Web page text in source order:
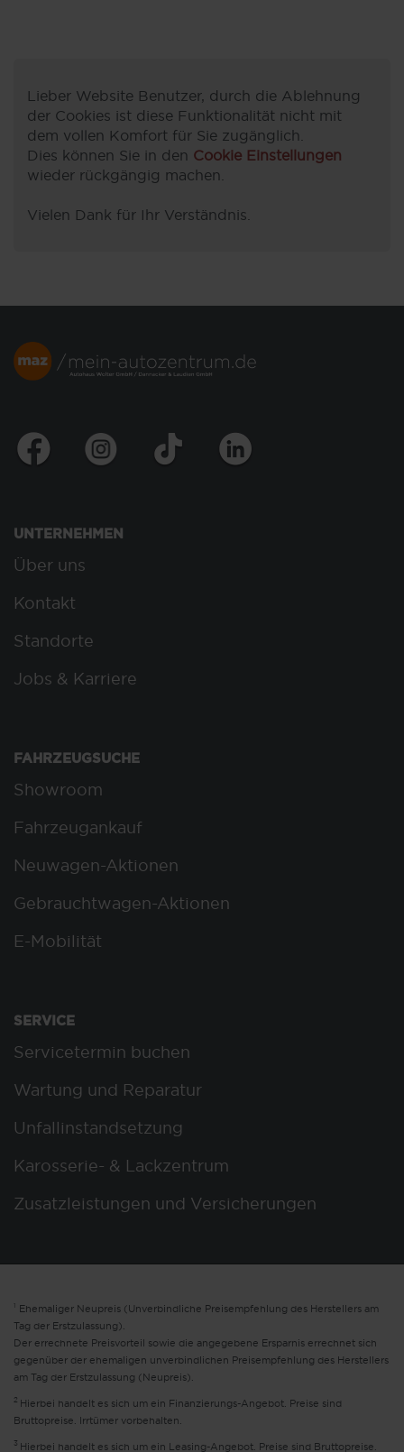
Lieber Website Benutzer, durch die Ablehnung
der Cookies ist diese Funktionalität nicht mit
dem vollen Komfort für Sie zugänglich.
Dies können Sie in den Cookie Einstellungen
wieder rückgängig machen.
Vielen Dank für Ihr Verständnis.
UNTERNEHMEN
Über uns
Kontakt
Standorte
Jobs & Karriere
FAHRZEUGSUCHE
Showroom
Fahrzeugankauf
Neuwagen-Aktionen
Gebrauchtwagen-Aktionen
E-Mobilität
SERVICE
Servicetermin buchen
Wartung und Reparatur
Unfallinstandsetzung
Karosserie- & Lackzentrum
Zusatzleistungen und Versicherungen
1 Ehemaliger Neupreis (Unverbindliche Preisempfehlung des Herstellers am
Tag der Erstzulassung).
Der errechnete Preisvorteil sowie die angegebene Ersparnis errechnet sich
gegenüber der ehemaligen unverbindlichen Preisempfehlung des Herstellers
am Tag der Erstzulassung (Neupreis).
2 Hierbei handelt es sich um ein Finanzierungs-Angebot. Preise sind
Bruttopreise. Irrtümer vorbehalten.
3 Hierbei handelt es sich um ein Leasing-Angebot. Preise sind Bruttopreise.